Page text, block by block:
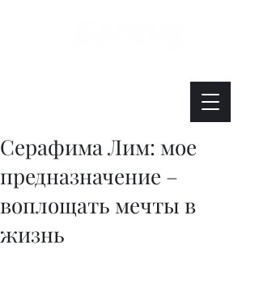
Серафима Лим: мое
предназначение –
воплощать мечты в
жизнь